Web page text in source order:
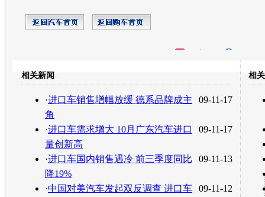
转发至：
相关新闻
09-11-17
·进口车销售增幅放缓 德系品牌成主
角
09-11-17
·进口车需求增大 10月广东汽车进口
量创新高
09-11-13
·进口车国内销售遇冷 前三季度同比
降19%
09-11-12
·中国对美汽车发起双反调查 进口车
相